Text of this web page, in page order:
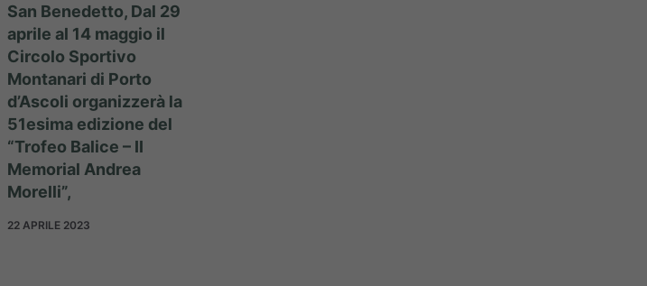
San Benedetto, Dal 29
aprile al 14 maggio il
Circolo Sportivo
Montanari di Porto
d’Ascoli organizzerà la
51esima edizione del
“Trofeo Balice – II
Memorial Andrea
Morelli”,
22 APRILE 2023